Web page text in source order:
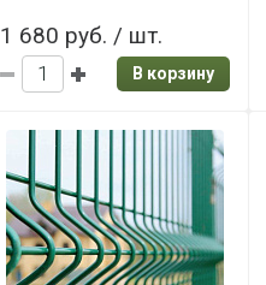
1 680 руб. / шт.
В корзину